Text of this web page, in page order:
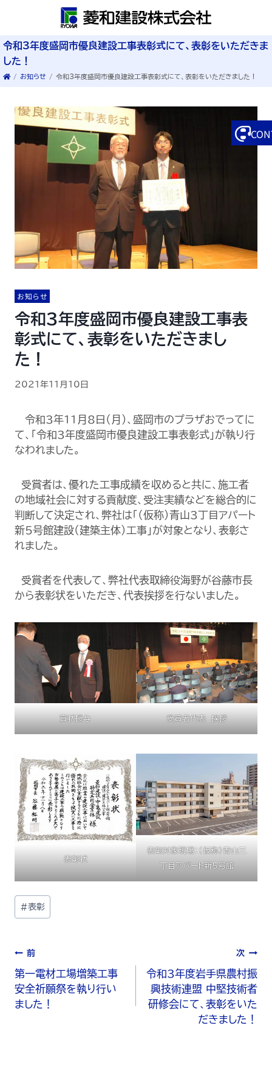
令和3年度盛岡市優良建設工事表彰式にて、表彰をいただきま
した！
/ お知らせ / 令和3年度盛岡市優良建設工事表彰式にて、表彰をいただきました！
お知らせ
令和3年度盛岡市優良建設工事表
彰式にて、表彰をいただきまし
た！
2021年11月10日
令和3年11月8日（月）、盛岡市のプラザおでってに
て、「令和3年度盛岡市優良建設工事表彰式」が執り行
なわれました。
受賞者は、優れた工事成績を収めると共に、施工者
の地域社会に対する貢献度、受注実績などを総合的に
判断して決定され、弊社は「（仮称）青山3丁目アパート
新5号館建設（建築主体）工事」が対象となり、表彰さ
れました。
受賞者を代表して、弊社代表取締役海野が谷藤市長
から表彰状をいただき、代表挨拶を行ないました。
賞状授与 受賞者代表 挨拶
表彰状
表彰対象現場：（仮称）青山三
丁目アパート新5号館
#表彰
前
第一電材工場増築工事
安全祈願祭を執り行い
ました！
次
令和3年度岩手県農村振
興技術連盟 中堅技術者
研修会にて、表彰をいた
だきました！